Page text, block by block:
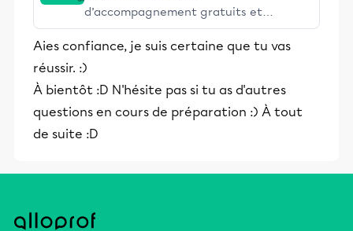
d’accompagnement gratuits et
stimulants, Alloprof engage les élèves
et leurs parents dans la réussite
éducative.
Aies confiance, je suis certaine que tu vas
réussir. :)
À bientôt :D N'hésite pas si tu as d'autres
questions en cours de préparation :) À tout
de suite :D